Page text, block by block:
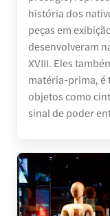
história dos
peças em
desenvolveram
XVIII. Eles
matéria-prima, é
objetos como
sinal de poder